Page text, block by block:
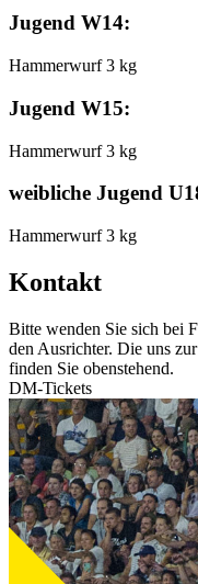
Jugend W14:
Hammerwurf 3 kg
Jugend W15:
Hammerwurf 3 kg
weibliche Jugend
Hammerwurf 3 kg
Kontakt
Bitte wenden Sie sich bei
den Ausrichter. Die uns
finden Sie obenstehend.
DM-Tickets